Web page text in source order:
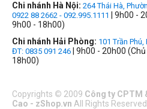
Chi nhánh Hà Nội: 264 Thái Hà,
0922 88 2662 - 092.995.1111
| 9h00 -
9h00 - 18h00)
Chi nhánh Hải Phòng: 101 Trần Phú,
ĐT: 0835 091 246 | 9h00 - 20h00
18h00)
Copyrights © 2009 Công ty CPTM
Cao - zShop.vn All Rights Reserved